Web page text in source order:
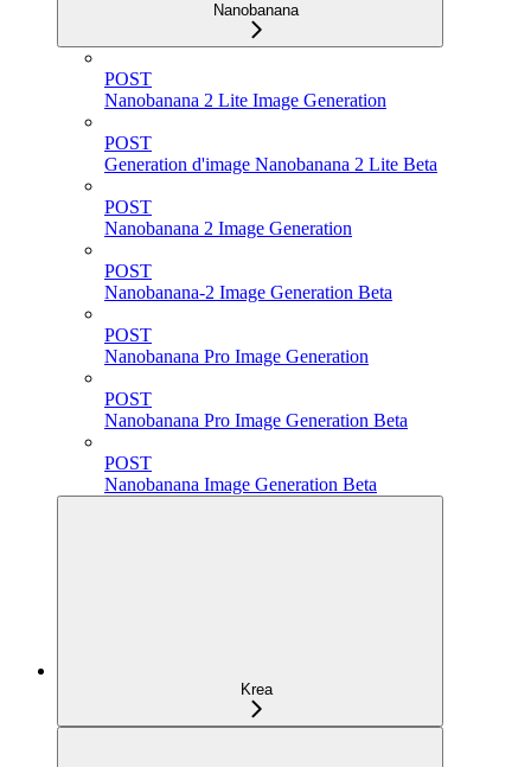
Nanobanana
POST
Nanobanana 2 Lite Image Generation
POST
Generation d'image Nanobanana 2 Lite Beta
POST
Nanobanana 2 Image Generation
POST
Nanobanana-2 Image Generation Beta
POST
Nanobanana Pro Image Generation
POST
Nanobanana Pro Image Generation Beta
POST
Nanobanana Image Generation Beta
Krea